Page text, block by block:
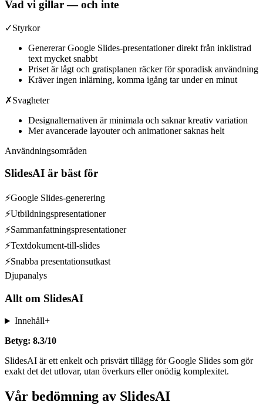
Vad vi gillar — och inte
✓Styrkor
Genererar Google Slides-presentationer direkt från inklistrad
text mycket snabbt
Priset är lågt och gratisplanen räcker för sporadisk användning
Kräver ingen inlärning, komma igång tar under en minut
✗Svagheter
Designalternativen är minimala och saknar kreativ variation
Mer avancerade layouter och animationer saknas helt
Användningsområden
SlidesAI är bäst för
⚡Google Slides-generering
⚡Utbildningspresentationer
⚡Sammanfattningspresentationer
⚡Textdokument-till-slides
⚡Snabba presentationsutkast
Djupanalys
Allt om SlidesAI
Innehåll+
Betyg: 8.3/10
SlidesAI är ett enkelt och prisvärt tillägg för Google Slides som gör
exakt det det utlovar, utan överkurs eller onödig komplexitet.
Vår bedömning av SlidesAI